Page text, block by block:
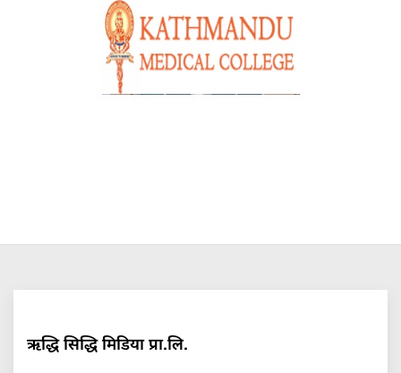
ऋद्धि सिद्धि मिडिया प्रा.लि.